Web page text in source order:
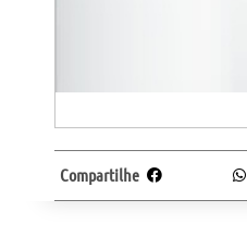
Compartilhe